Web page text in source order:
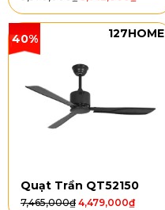
40% 127HOME
Quạt Trần QT52150
7,465,000₫ 4,479,000₫